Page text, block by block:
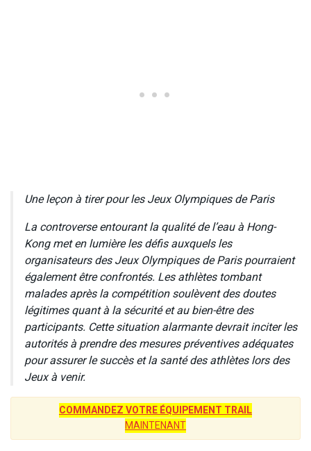
Une leçon à tirer pour les Jeux Olympiques de Paris
La controverse entourant la qualité de l’eau à Hong-
Kong met en lumière les défis auxquels les
organisateurs des Jeux Olympiques de Paris pourraient
également être confrontés. Les athlètes tombant
malades après la compétition soulèvent des doutes
légitimes quant à la sécurité et au bien-être des
participants. Cette situation alarmante devrait inciter les
autorités à prendre des mesures préventives adéquates
pour assurer le succès et la santé des athlètes lors des
Jeux à venir.
COMMANDEZ VOTRE ÉQUIPEMENT TRAIL
MAINTENANT